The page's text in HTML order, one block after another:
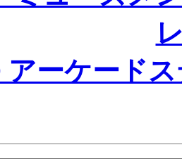
アーケード